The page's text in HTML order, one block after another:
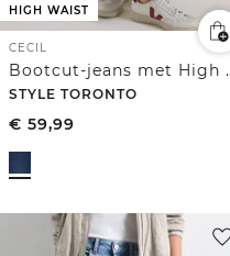
HIGH WAIST
CECIL
Bootcut-
STYLE TORONTO
€ 59,99